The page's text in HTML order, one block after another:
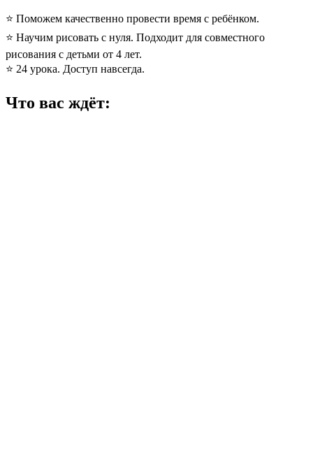
⭐️ Поможем качественно провести время с ребёнком.
⭐️ Научим рисовать с нуля. Подходит для совместного
рисования с детьми от 4 лет.
⭐️ 24 урока. Доступ навсегда.
Что вас ждёт: